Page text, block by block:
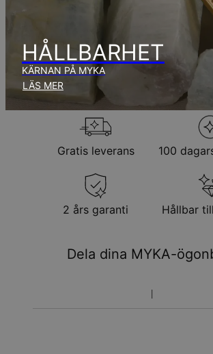
produktionstid.
Returpolicy
Observera att personliga smycken är unika
returneras för utbyte eller butikskredit
HÅLLBARHET
KÄRNAN PÅ MYKA
LÄS MER
Gratis leverans 100
2 års garanti Hållbar
Dela dina MYKA-